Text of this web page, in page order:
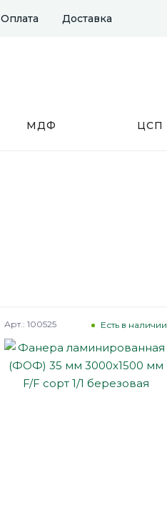
Оплата Доставка
МДФ ЦСП
Есть в наличии
Арт.: 100525